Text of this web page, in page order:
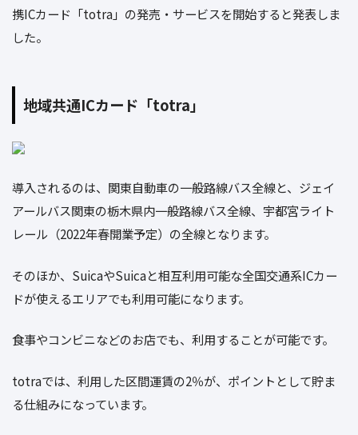
携ICカード「totra」の発売・サービスを開始すると発表しま
した。
地域共通ICカード「totra」
導入されるのは、関東自動車の一般路線バス全線と、ジェイ
アールバス関東の栃木県内一般路線バス全線、宇都宮ライト
レール（2022年春開業予定）の全線となります。
そのほか、SuicaやSuicaと相互利用可能な全国交通系ICカー
ドが使えるエリアでも利用可能になります。
食事やコンビニなどのお店でも、利用することが可能です。
totraでは、利用した区間運賃の2％が、ポイントとして貯ま
る仕組みになっています。